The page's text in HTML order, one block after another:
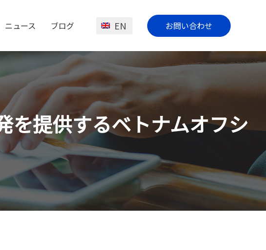
ニュース ブログ EN お問い合わせ
を提供するベトナムオフシ